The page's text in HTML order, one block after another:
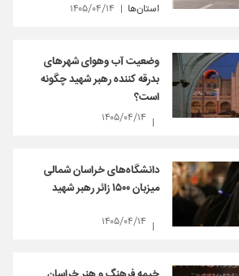
استان‌ها ۱۴۰۵/۰۴/۱۴
وضعیت آب وهوای شهرهای
بدرقه کننده رهبر شهید چگونه
است؟
۱۴۰۵/۰۴/۱۴
دانشگاه‌های خراسان شمالی
میزبان ۱۵۰۰ زائر رهبر شهید
۱۴۰۵/۰۴/۱۴